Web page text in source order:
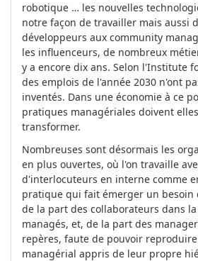
robotique … les nouvelles
notre façon de travailler mais aussi
développeurs aux community
les influenceurs, de nombreux
y a encore dix ans. Selon l'Institute
des emplois de l'année 2030 n'ont
inventés. Dans une économie à ce
pratiques managériales doivent
transformer.
Nombreuses sont désormais les
en plus ouvertes, où l'on travaille
d'interlocuteurs en interne comme
pratique qui fait émerger un
de la part des collaborateurs dans
managés, et, de la part des
repères, faute de pouvoir
managérial appris de leur propre